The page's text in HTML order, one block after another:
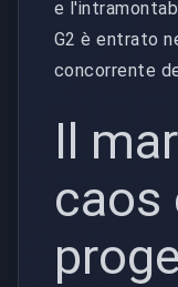
e
G2 è entrato
concorrente
Il
caos